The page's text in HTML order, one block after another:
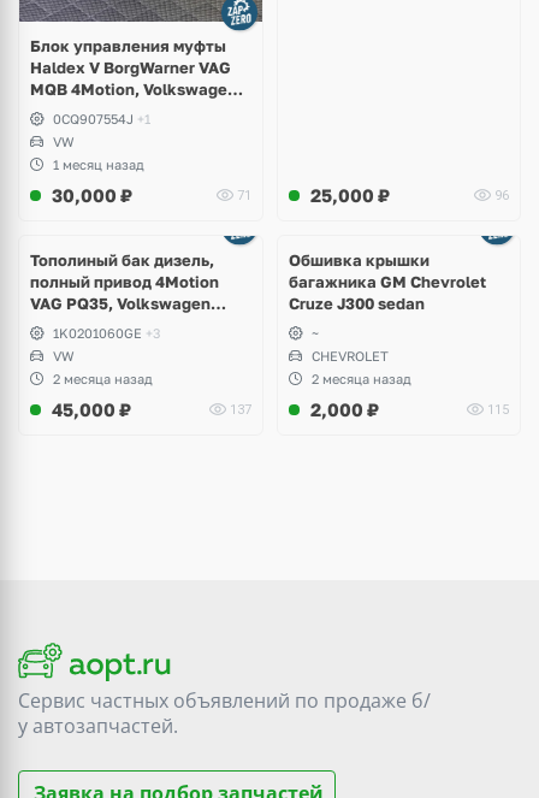
Блок управления муфты
Haldex V BorgWarner VAG
MQB 4Motion, Volkswagen
Tiguan
0CQ907554J +1
VW
1 месяц назад
30,000 ₽ 71 25,000 ₽ 96
Тополиный бак дизель,
полный привод 4Motion
VAG PQ35, Volkswagen
Scirocco, Golf V, VI, Skoda
Yeti, Octavia A5, Superb,
Audi A3, Seat Altea
1K0201060GE +3
VW
2 месяца назад
45,000 ₽ 137
Обшивка крышки
багажника GM Chevrolet
Cruze J300 sedan
~
CHEVROLET
2 месяца назад
2,000 ₽ 115
Сервис частных объявлений по продаже б/
уавтозапчастей.